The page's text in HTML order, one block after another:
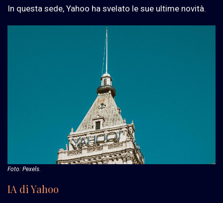
In questa sede, Yahoo ha svelato le sue ultime novità.
Foto: Pexels.
IA di Yahoo